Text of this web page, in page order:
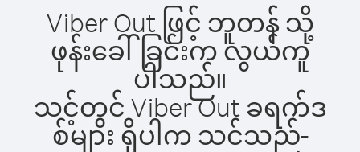
Viber Out ဖြင့် ဘူတန် သို့
ဖုန်းခေါ်ခြင်းက လွယ်ကူ
ပါသည်။
သင့်တွင် Viber Out ခရက်ဒ
စ်များ ရှိပါက သင်သည်-